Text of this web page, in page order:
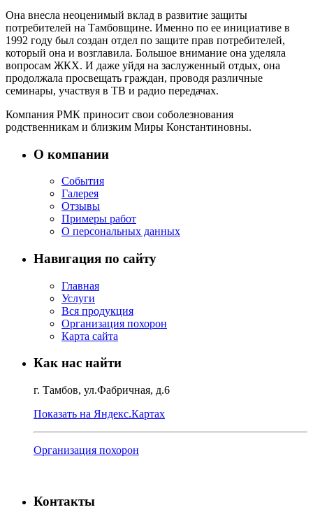
Она внесла неоценимый вклад в развитие защиты
потребителей на Тамбовщине. Именно по ее инициативе в
1992 году был создан отдел по защите прав потребителей,
который она и возглавила. Большое внимание она уделяла
вопросам ЖКХ. И даже уйдя на заслуженный отдых, она
продолжала просвещать граждан, проводя различные
семинары, участвуя в ТВ и радио передачах.
Компания РМК приносит свои соболезнования
родственникам и близким Миры Константиновны.
О компании
События
Галерея
Отзывы
Примеры работ
О персональных данных
Навигация по сайту
Главная
Услуги
Вся продукция
Организация похорон
Карта сайта
Как нас найти
г. Тамбов, ул.Фабричная, д.6
Показать на Яндекс.Картах
Организация похорон
Контакты